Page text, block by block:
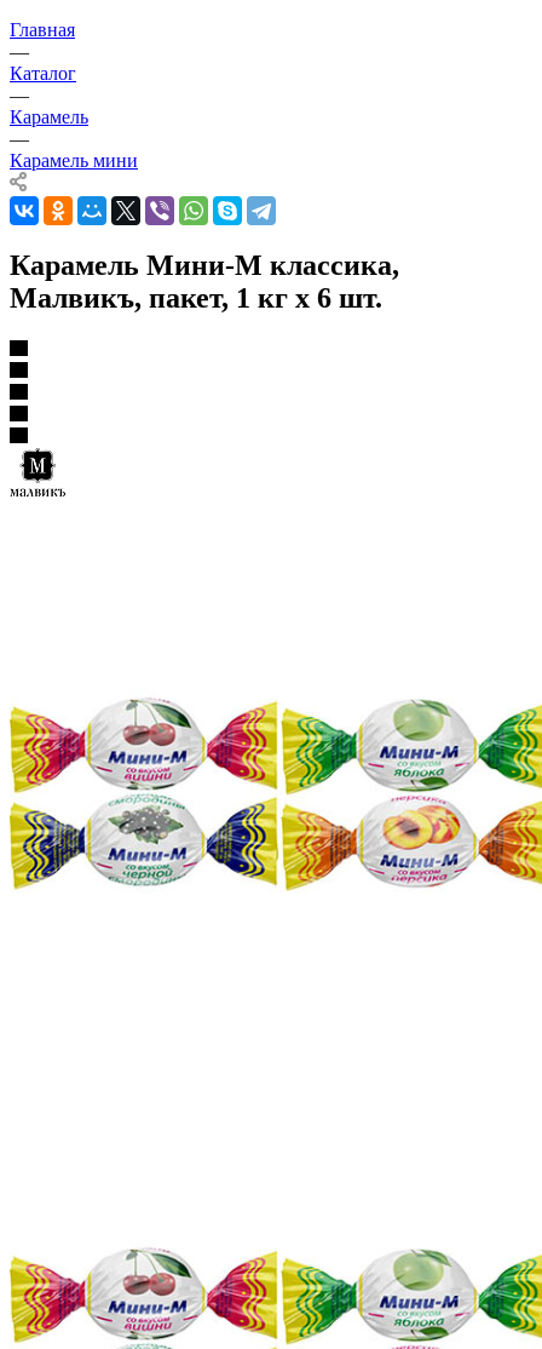
Главная
—
Каталог
—
Карамель
—
Карамель мини
Карамель Мини-М классика,
Малвикъ, пакет, 1 кг х 6 шт.